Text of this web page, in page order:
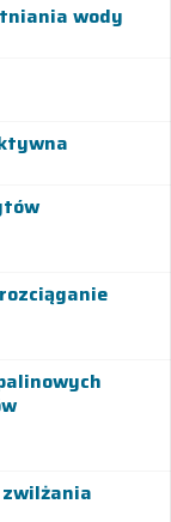
wody